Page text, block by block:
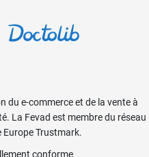
du e-commerce et de la vente à
La Fevad est membre du réseau
Europe Trustmark.
conforme